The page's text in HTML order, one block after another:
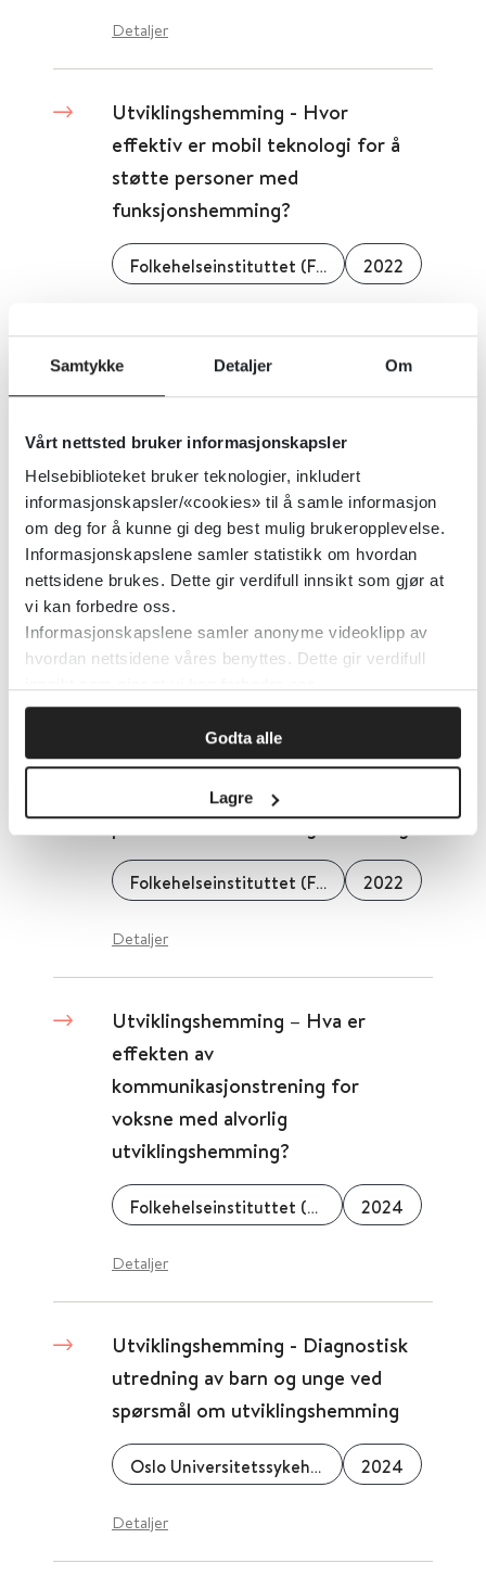
Samtykke Detaljer Om
Vårt nettsted bruker informasjonskapsler
Helsebiblioteket bruker teknologier, inkludert
informasjonskapsler/«cookies» til å samle informasjon
om deg for å kunne gi deg best mulig brukeropplevelse.
Informasjonskapslene samler statistikk om hvordan
nettsidene brukes. Dette gir verdifull innsikt som gjør at
vi kan forbedre oss.
Informasjonskapslene samler anonyme videoklipp av
hvordan nettsidene våres benyttes. Dette gir verdifull
Godta alle
Lagre
Detaljer
Utviklingshemming - Hvor
effektiv er mobil teknologi for å
støtte personer med
funksjonshemming?
Folkehelseinstituttet (FHI) 2022
Utviklingshemming - Hvilke tiltak
er effektive for å rekruttere og
beholde helsefaglig og annet
personell som arbeider med
personer med utviklingshemming?
Folkehelseinstituttet (FHI) 2022
Detaljer
Utviklingshemming - Hva er
effekten av teknologisk støtte på
handling av dagligvarer hos
personer med utviklingshemming?
Folkehelseinstituttet (FHI) 2022
Detaljer
Utviklingshemming – Hva er
effekten av
kommunikasjonstrening for
voksne med alvorlig
utviklingshemming?
Folkehelseinstituttet (FHI) 2024
Detaljer
Utviklingshemming - Diagnostisk
utredning av barn og unge ved
spørsmål om utviklingshemming
Oslo Universitetssykehus 2024
Detaljer